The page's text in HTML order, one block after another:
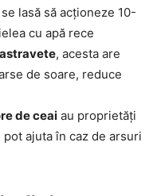
lasă să acționeze 10-
cu apă rece
, acesta are
de soare, reduce
de ceai au proprietăți
ajuta în caz de arsuri